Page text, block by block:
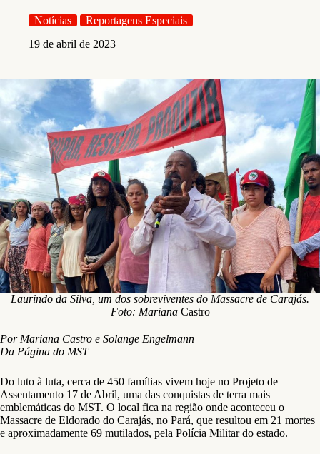
Notícias
Reportagens Especiais
19 de abril de 2023
Laurindo da Silva, um dos sobreviventes do Massacre de Carajás.
Foto: Mariana Castro
Por Mariana Castro e Solange Engelmann
Da Página do MST
Do luto à luta, cerca de 450 famílias vivem hoje no Projeto de
Assentamento 17 de Abril, uma das conquistas de terra mais
emblemáticas do MST. O local fica na região onde aconteceu o
Massacre de Eldorado do Carajás, no Pará, que resultou em 21 mortes
e aproximadamente 69 mutilados, pela Polícia Militar do estado.